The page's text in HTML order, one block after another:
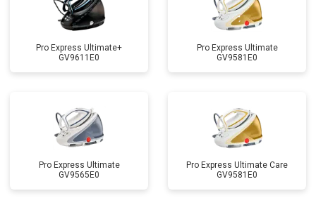
Pro Express Ultimate+
GV9611E0
Pro Express Ultimate
GV9581E0
Pro Express Ultimate
GV9565E0
Pro Express Ultimate Care
GV9581E0